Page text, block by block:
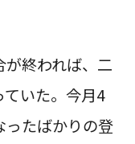
終われば、二
いた。今月4
ったばかりの登